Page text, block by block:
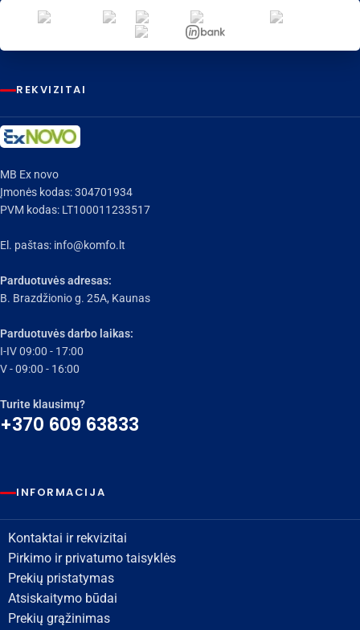
REKVIZITAI
MB Ex novo
Įmonės kodas: 304701934
PVM kodas: LT100011233517
El. paštas: info@komfo.lt
Parduotuvės adresas:
B. Brazdžionio g. 25A, Kaunas
Parduotuvės darbo laikas:
I-IV 09:00 - 17:00
V - 09:00 - 16:00
Turite klausimų?
+370 609 63833
INFORMACIJA
Kontaktai ir rekvizitai
Pirkimo ir privatumo taisyklės
Prekių pristatymas
Atsiskaitymo būdai
Prekių grąžinimas